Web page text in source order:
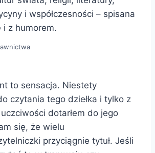
i współczesności – spisana
i z humorem.
to sensacja. Niestety
czytania tego dziełka i tylko z
dotarłem do jego
się, że wielu
przyciągnie tytuł. Jeśli